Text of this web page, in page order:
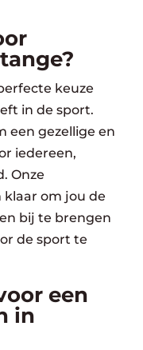
keuze
in de sport.
een gezellige en
iedereen,
Onze
klaar om jou de
bij te brengen
de sport te
een
in